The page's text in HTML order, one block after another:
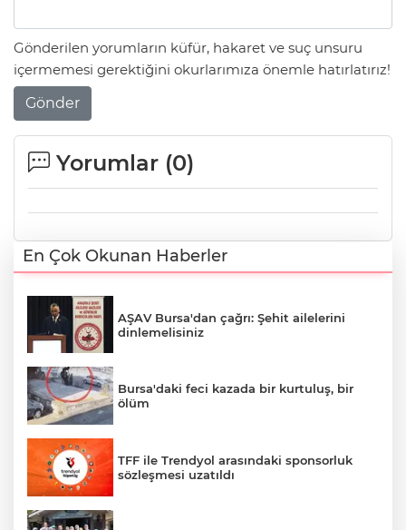
Gönderilen yorumların küfür, hakaret ve suç unsuru
içermemesi gerektiğini okurlarımıza önemle hatırlatırız!
Gönder
Yorumlar (0)
En Çok Okunan Haberler
AŞAV Bursa'dan çağrı: Şehit ailelerini
dinlemelisiniz
Bursa'daki feci kazada bir kurtuluş, bir
ölüm
TFF ile Trendyol arasındaki sponsorluk
sözleşmesi uzatıldı